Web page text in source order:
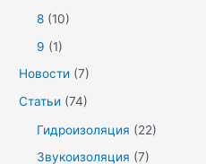
8 (10)
9 (1)
Новости (7)
Статьи (74)
Гидроизоляция (22)
Звукоизоляция (7)